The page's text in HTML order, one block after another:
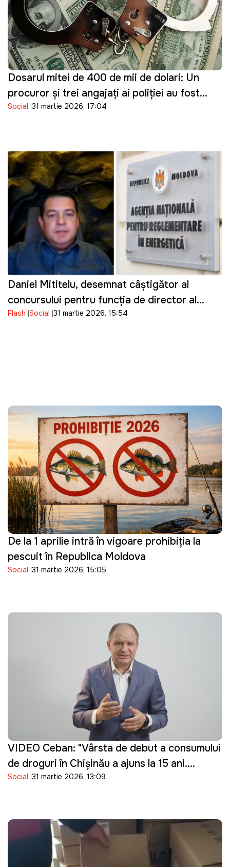
Dosarul mitei de 400 de mii de dolari: Un
procuror și trei angajați ai poliției au fost
reținuți
Social 31 martie 2026, 17:04
Daniel Mititelu, desemnat câștigător al
concursului pentru funcția de director al
ANRE
Flash Social 31 martie 2026, 15:54
De la 1 aprilie intră în vigoare prohibiția la
pescuit în Republica Moldova
Social 31 martie 2026, 15:05
VIDEO Ceban: "Vârsta de debut a consumului
de droguri în Chișinău a ajuns la 15 ani.
Guvernarea cu ce se ocupă?"
Social 31 martie 2026, 13:09